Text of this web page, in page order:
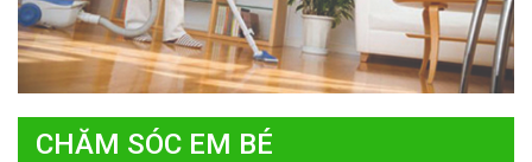
CHĂM SÓC EM BÉ